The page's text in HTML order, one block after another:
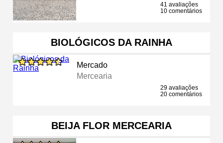
41 avaliações
10 comentários
BIOLÓGICOS DA RAINHA
Mercado
Mercearia
29 avaliações
20 comentários
BEIJA FLOR MERCEARIA